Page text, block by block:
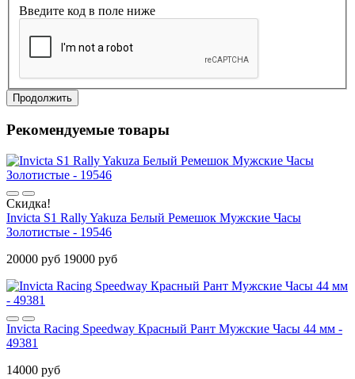
Введите код в поле ниже
Продолжить
Рекомендуемые товары
Скидка!
Invicta S1 Rally Yakuza Белый Ремешок Мужские Часы
Золотистые - 19546
20000 руб 19000 руб
Invicta Racing Speedway Красный Рант Мужские Часы 44 мм -
49381
14000 руб